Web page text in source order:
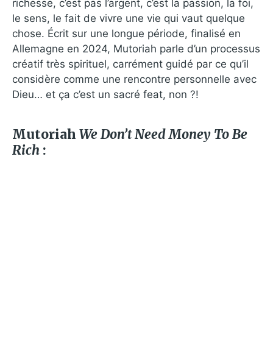
richesse, c’est pas l’argent, c’est la passion, la foi,
le sens, le fait de vivre une vie qui vaut quelque
chose. Écrit sur une longue période, finalisé en
Allemagne en 2024, Mutoriah parle d’un processus
créatif très spirituel, carrément guidé par ce qu’il
considère comme une rencontre personnelle avec
Dieu… et ça c’est un sacré feat, non ?!
Mutoriah We Don’t Need Money To Be
Rich :